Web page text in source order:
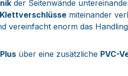
der Seitenwände
miteinander
vereinfacht enorm das
Plus über eine zusätzliche PVC-